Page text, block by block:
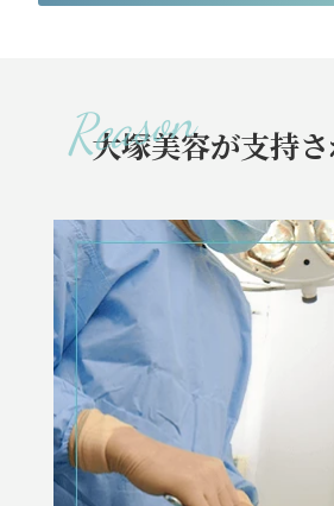
大塚美容が支持